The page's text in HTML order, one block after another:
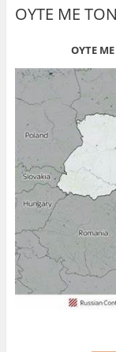
ΟΥΤΕ ΜΕ
ΟΥΤΕ